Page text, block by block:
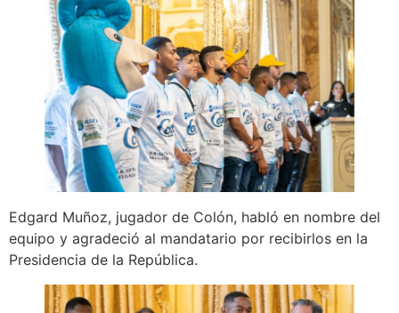
Edgard Muñoz, jugador de Colón, habló en nombre del
equipo y agradeció al mandatario por recibirlos en la
Presidencia de la República.